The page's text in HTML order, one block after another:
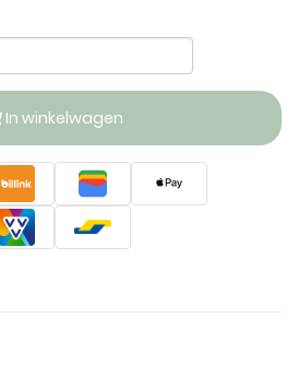
In winkelwagen